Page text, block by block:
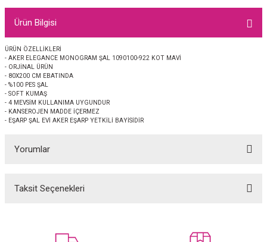
EŞARP 2025-2026 SONBAHAR KIŞ
EŞARP
JAKAR ŞAL
İpek Koton Şal
Ürün Bilgisi
ÜRÜN ÖZELLİKLERİ
- AKER ELEGANCE MONOGRAM ŞAL 1090100-922 KOT MAVİ
- ORJİNAL ÜRÜN
- 80X200 CM EBATINDA
- %100 PES ŞAL
- SOFT KUMAŞ
- 4 MEVSİM KULLANIMA UYGUNDUR
- KANSEROJEN MADDE İÇERMEZ
- EŞARP ŞAL EVİ AKER EŞARP YETKİLİ BAYİSİDİR
Yorumlar
Taksit Seçenekleri